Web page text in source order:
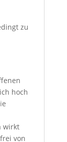
zu
hoch
wirkt
von